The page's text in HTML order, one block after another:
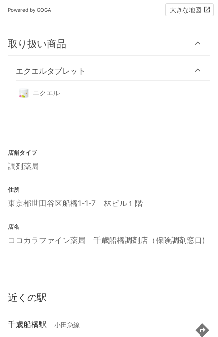
Powered by GOGA 大きな地図
取り扱い商品
エクエルタブレット
エクエル
店舗タイプ
調剤薬局
住所
東京都世田谷区船橋1-1-7 林ビル１階
店名
ココカラファイン薬局 千歳船橋調剤店（保険調剤窓口)
近くの駅
千歳船橋駅 小田急線